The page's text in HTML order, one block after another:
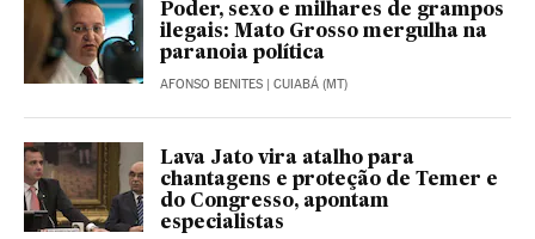
Poder, sexo e milhares de grampos
ilegais: Mato Grosso mergulha na
paranoia política
AFONSO BENITES | CUIABÁ (MT)
Lava Jato vira atalho para
chantagens e proteção de Temer e
do Congresso, apontam
especialistas